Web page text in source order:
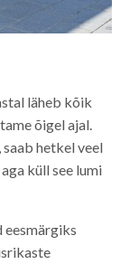
läheb kõik
õigel ajal.
saab hetkel veel
küll see lumi
eesmärgiks